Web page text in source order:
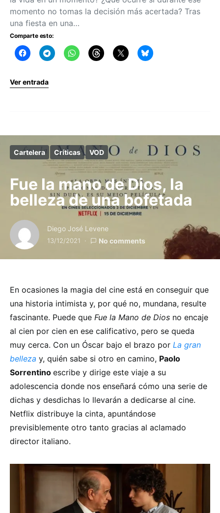
momento no tomas la decisión más acertada? Tras
una fiesta en una…
Comparte esto:
Ver entrada
Cartelera Críticas VOD
Fue la mano de Dios, la
belleza de una bofetada
Diego José Levene
13/12/2021 No comments
En ocasiones la magia del cine está en conseguir que
una historia intimista y, por qué no, mundana, resulte
fascinante. Puede que Fue la Mano de Dios no encaje
al cien por cien en ese calificativo, pero se queda
muy cerca. Con un Óscar bajo el brazo por La gran
belleza y, quién sabe si otro en camino, Paolo
Sorrentino escribe y dirige este viaje a su
adolescencia donde nos enseñará cómo una serie de
dichas y desdichas lo llevarán a dedicarse al cine.
Netflix distribuye la cinta, apuntándose
previsiblemente otro tanto gracias al aclamado
director italiano.